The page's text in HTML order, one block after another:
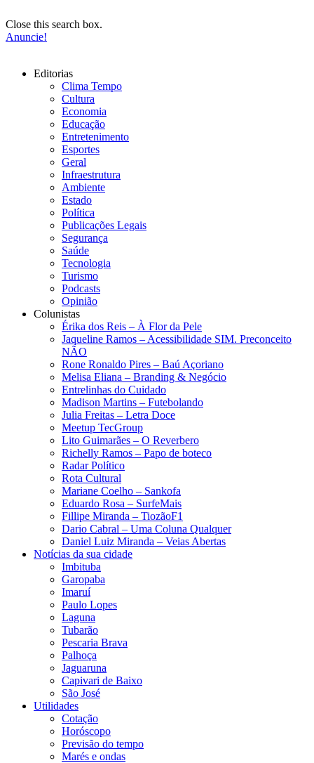
Close this search box.
Anuncie!
Editorias
Clima Tempo
Cultura
Economia
Educação
Entretenimento
Esportes
Geral
Infraestrutura
Ambiente
Estado
Política
Publicações Legais
Segurança
Saúde
Tecnologia
Turismo
Podcasts
Opinião
Colunistas
Érika dos Reis​ – À Flor da Pele
Jaqueline Ramos – Acessibilidade SIM. Preconceito
NÃO
Rone Ronaldo Pires – Baú Açoriano
Melisa Eliana – Branding & Negócio
Entrelinhas do Cuidado
Madison Martins – Futebolando
Julia Freitas​ – Letra Doce
Meetup TecGroup
Lito Guimarães – O Reverbero
Richelly Ramos​ – Papo de boteco
Radar Político
Rota Cultural
Mariane Coelho – Sankofa
Eduardo Rosa​ – SurfeMais
Fillipe Miranda – TiozãoF1
Dario Cabral – Uma Coluna Qualquer
Daniel Luiz Miranda – Veias Abertas
Notícias da sua cidade
Imbituba
Garopaba
Imaruí
Paulo Lopes
Laguna
Tubarão
Pescaria Brava
Palhoça
Jaguaruna
Capivari de Baixo
São José
Utilidades
Cotação
Horóscopo
Previsão do tempo
Marés e ondas